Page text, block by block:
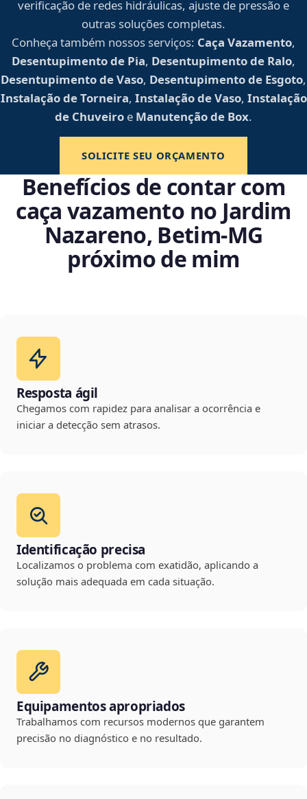
verificação de redes hidráulicas, ajuste de pressão e
outras soluções completas.
Conheça também nossos serviços: Caça Vazamento,
Desentupimento de Pia, Desentupimento de Ralo,
Desentupimento de Vaso, Desentupimento de Esgoto,
Instalação de Torneira, Instalação de Vaso, Instalação
de Chuveiro e Manutenção de Box.
SOLICITE SEU ORÇAMENTO
Benefícios de contar com
caça vazamento no Jardim
Nazareno, Betim‑MG
próximo de mim
Resposta ágil
Chegamos com rapidez para analisar a ocorrência e
iniciar a detecção sem atrasos.
Identificação precisa
Localizamos o problema com exatidão, aplicando a
solução mais adequada em cada situação.
Equipamentos apropriados
Trabalhamos com recursos modernos que garantem
precisão no diagnóstico e no resultado.